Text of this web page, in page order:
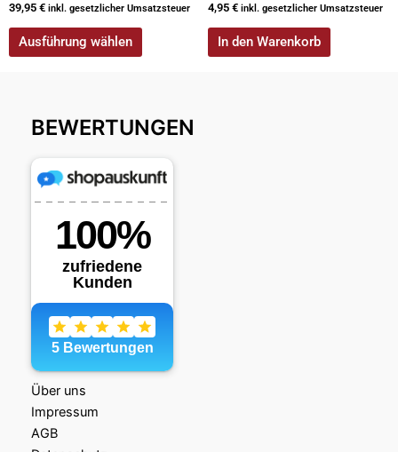
39,95 € inkl. gesetzlicher Umsatzsteuer
Ausführung wählen
4,95 € inkl. gesetzlicher Umsatzsteuer
In den Warenkorb
BEWERTUNGEN
Über uns
Impressum
AGB